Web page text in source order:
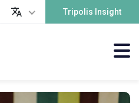
Tripolis Insight